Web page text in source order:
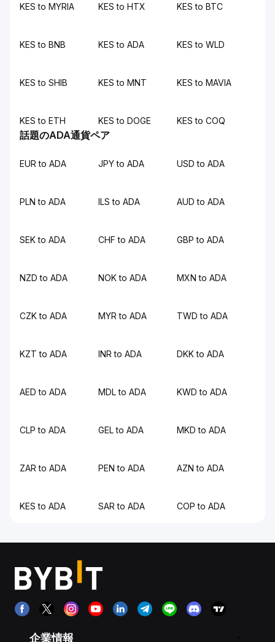
KES to MYRIA KES to HTX KES to BTC
KES to BNB KES to ADA KES to WLD
KES to SHIB KES to MNT KES to MAVIA
KES to ETH KES to DOGE KES to COQ
話題のADA通貨ペア
EUR to ADA JPY to ADA USD to ADA
PLN to ADA ILS to ADA AUD to ADA
SEK to ADA CHF to ADA GBP to ADA
NZD to ADA NOK to ADA MXN to ADA
CZK to ADA MYR to ADA TWD to ADA
KZT to ADA INR to ADA DKK to ADA
AED to ADA MDL to ADA KWD to ADA
CLP to ADA GEL to ADA MKD to ADA
ZAR to ADA PEN to ADA AZN to ADA
KES to ADA SAR to ADA COP to ADA
企業情報